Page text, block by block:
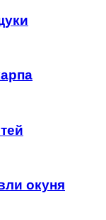
окуня